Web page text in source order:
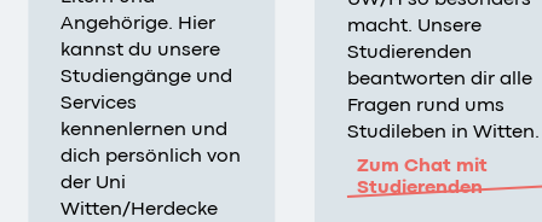
Angehörige. Hier
kannst du unsere
Studiengänge und
Services
kennenlernen und
dich persönlich von
der Uni
Witten/Herdecke
macht. Unsere
Studierenden
beantworten dir alle
Fragen rund ums
Studileben in Witten.
Zum Chat mit
Studierenden